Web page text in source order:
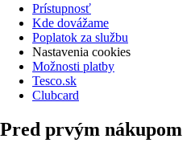
Prístupnosť
Kde dovážame
Poplatok za službu
Nastavenia cookies
Možnosti platby
Tesco.sk
Clubcard
Pred prvým nákupom